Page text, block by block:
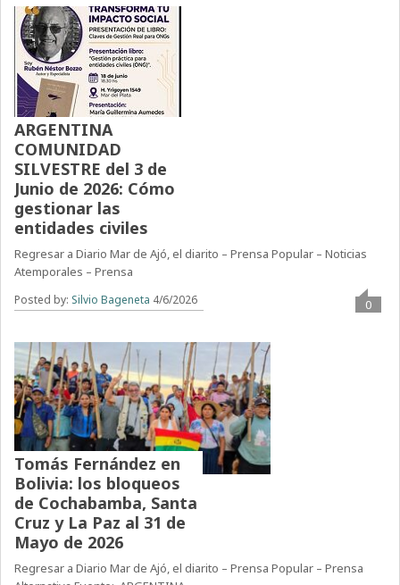
ARGENTINA
COMUNIDAD
SILVESTRE del 3 de
Junio de 2026: Cómo
gestionar las
entidades civiles
Regresar a Diario Mar de Ajó, el diarito – Prensa Popular – Noticias
Atemporales – Prensa
Posted by: Silvio Bageneta 4/6/2026 0
Tomás Fernández en
Bolivia: los bloqueos
de Cochabamba, Santa
Cruz y La Paz al 31 de
Mayo de 2026
Regresar a Diario Mar de Ajó, el diarito – Prensa Popular – Prensa